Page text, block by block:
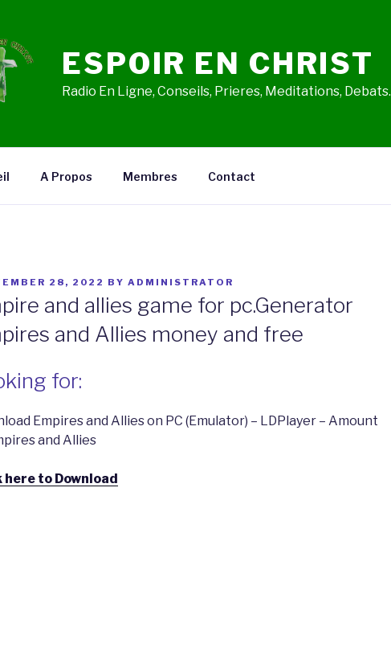
ESPOIR EN CHRIST
Radio En Ligne, Conseils, Prieres, Meditations, Debats.
A Propos Membres Contact
28, 2022 BY ADMINISTRATOR
and allies game for pc.Generator
and Allies money and free
for:
Empires and Allies on PC (Emulator) – LDPlayer – Amount
and Allies
here to Download